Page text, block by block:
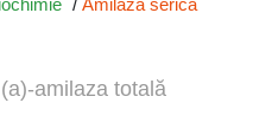
/Amilaza serică
amilaza totală